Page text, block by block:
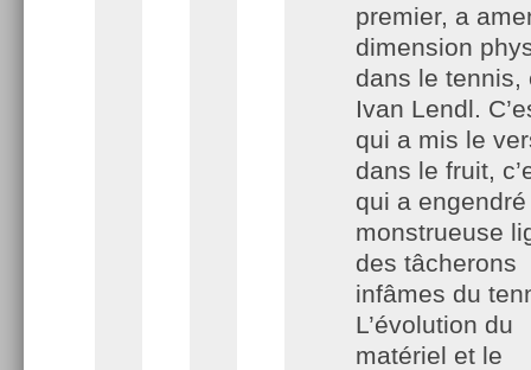
premier, a
dimension
dans le tennis,
Ivan Lendl.
qui a mis le
dans le fruit,
qui a
monstrueuse
des tâcherons
infâmes du
L’évolution du
matériel et le